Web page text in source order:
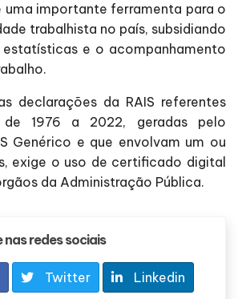
uma importante ferramenta para o
trabalhista no país, subsidiando
e o acompanhamento
declarações da RAIS referentes
1976 a 2022, geradas pelo
Genérico e que envolvam um ou
exige o uso de certificado digital
da Administração Pública.
redes sociais
Twitter Linkedin